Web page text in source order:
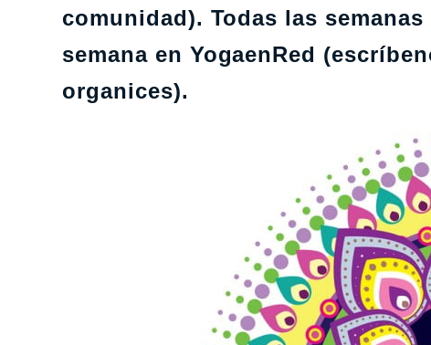
comunidad). Todas las
semana en YogaenRed
organices).